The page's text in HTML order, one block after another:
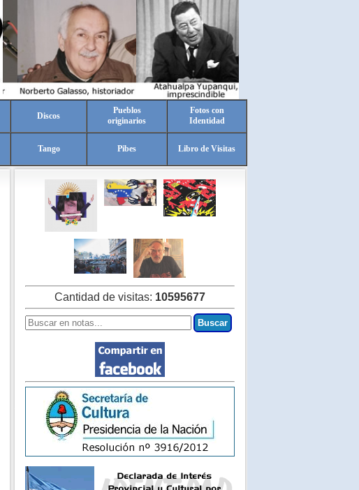
Discos
Pueblos
originarios
Fotos con
Identidad
Tango Pibes Libro de Visitas
Cantidad de visitas: 10595677